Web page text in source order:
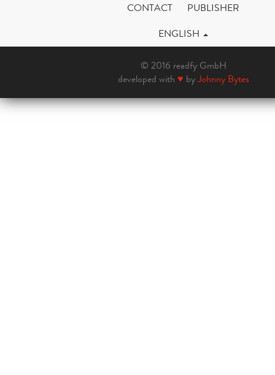
CONTACT
PUBLISHER
ENGLISH
© 2016 readfy GmbH
developed with ♥ byJohnny Bytes